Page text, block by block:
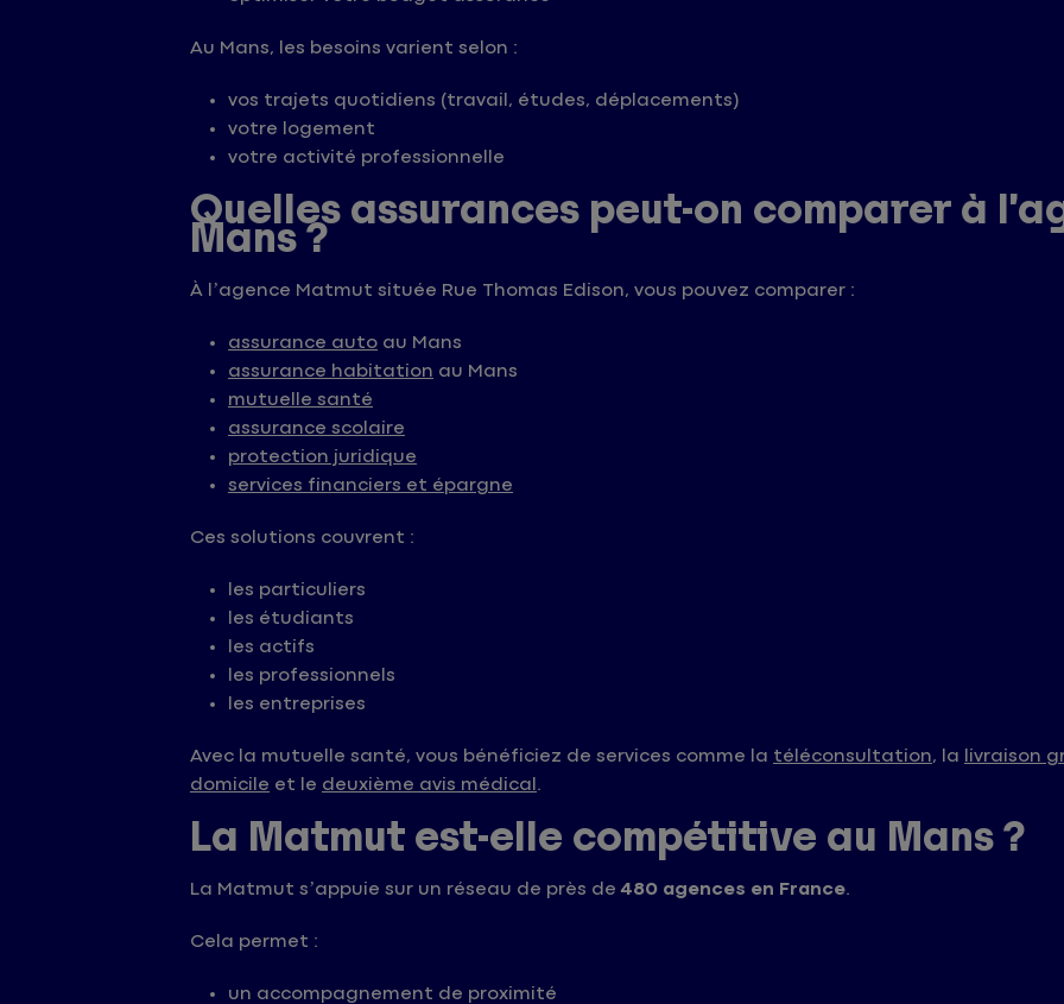
Au Mans, les besoins varient selon :
vos trajets quotidiens (travail, études, déplacements)
votre logement
votre activité professionnelle
Quelles assurances peut-on comparer à
Mans ?
À l’agence Matmut située Rue Thomas Edison, vous pouvez comparer :
assurance auto au Mans
assurance habitation au Mans
mutuelle santé
assurance scolaire
protection juridique
services financiers et épargne
Ces solutions couvrent :
les particuliers
les étudiants
les actifs
les professionnels
les entreprises
Avec la mutuelle santé, vous bénéficiez de services comme la téléconsultation, la livraison
domicile et le deuxième avis médical .
La Matmut est-elle compétitive au Mans ?
La Matmut s’appuie sur un réseau de près de480 agences en France.
Cela permet :
un accompagnement de proximité